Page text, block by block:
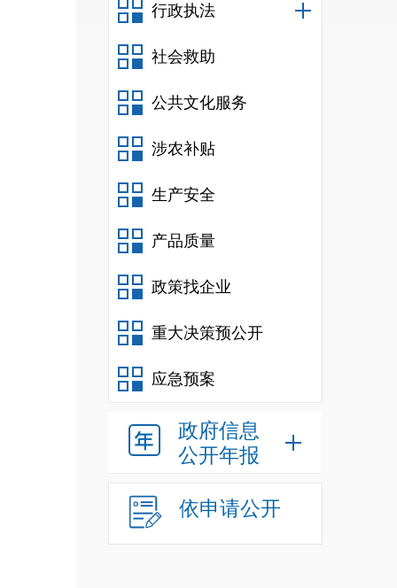
行政执法
社会救助
公共文化服务
涉农补贴
生产安全
产品质量
政策找企业
重大决策预公开
应急预案
政府信息
公开年报
依申请公开